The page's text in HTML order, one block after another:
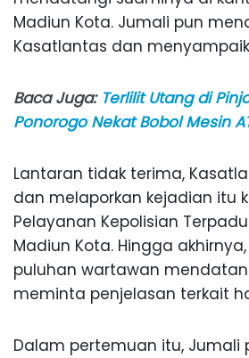
Madiun Kota. Jumali pun
Kasatlantas dan
Baca Juga: Terlilit Utang di
Ponorogo Nekat Bobol Mesin
Lantaran tidak terima,
dan melaporkan kejadian itu
Pelayanan Kepolisian Terpadu
Madiun Kota. Hingga
puluhan wartawan
meminta penjelasan terkait
Dalam pertemuan itu, Jumali